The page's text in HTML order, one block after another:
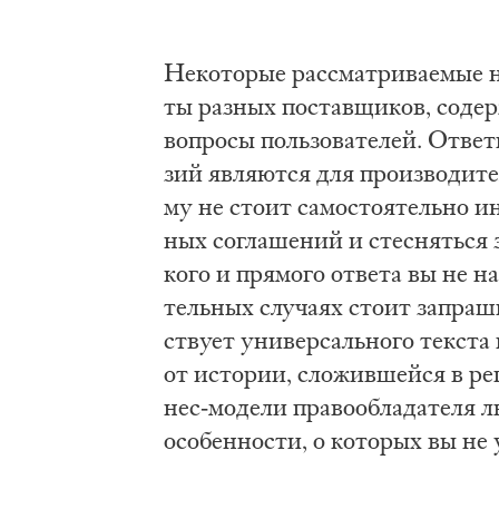
Не­ко­то­рые
ты раз­ных по­став­щи­ков,
во­про­сы поль­зо­ва­те­лей.
зий яв­ля­ют­ся для
му не сто­ит са­мо­сто­я­тель­но
ных со­гла­ше­ний и
ко­го и пря­мо­го от­ве­та вы не
тель­ных слу­ча­ях сто­ит
ству­ет уни­вер­саль­но­го
от ис­то­рии, сло­жив­шей­ся в
нес-мо­де­ли пра­во­об­ла­да­те­ля
осо­бен­но­сти, о ко­то­рых вы не